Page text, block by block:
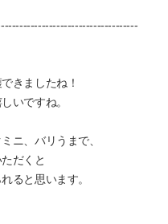
きましたね！
いですね。
ニ、バリうまで、
だくと
ると思います。